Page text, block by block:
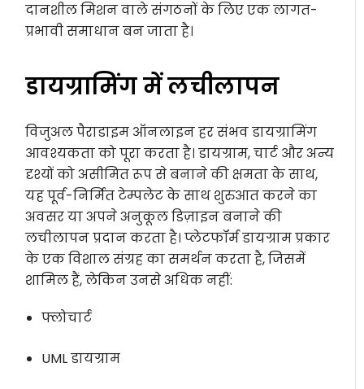
दानशील मिशन वाले संगठनों के लिए एक लागत-
प्रभावी समाधान बन जाता है।
डायग्रामिंग में लचीलापन
विजुअल पैराडाइम ऑनलाइन हर संभव डायग्रामिंग
आवश्यकता को पूरा करता है। डायग्राम, चार्ट और अन्य
दृश्यों को असीमित रूप से बनाने की क्षमता के साथ,
यह पूर्व-निर्मित टेम्पलेट के साथ शुरुआत करने का
अवसर या अपने अनुकूल डिज़ाइन बनाने की
लचीलापन प्रदान करता है। प्लेटफॉर्म डायग्राम प्रकार
के एक विशाल संग्रह का समर्थन करता है, जिसमें
शामिल हैं, लेकिन उनसे अधिक नहीं:
फ्लोचार्ट
UML डायग्राम